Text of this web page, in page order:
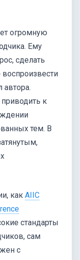
огромную
Ему
сделать
автора.
к
тем. В
как AIIC
стандарты
сам
с